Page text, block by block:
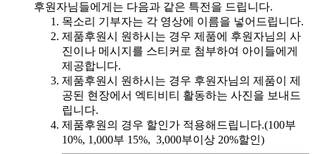
후원자님들에게는 다음과 같은 특전을 드립니다.
목소리 기부자는 각 영상에 이름을 넣어드립니다.
제품후원시 원하시는 경우 제품에 후원자님의 사
진이나 메시지를 스티커로 첨부하여 아이들에게
제공합니다.
제품후원시 원하시는 경우 후원자님의 제품이 제
공된 현장에서 엑티비티 활동하는 사진을 보내드
립니다.
제품후원의 경우 할인가 적용해드립니다.(100부
10%, 1,000부 15%, 3,000부이상 20%할인)